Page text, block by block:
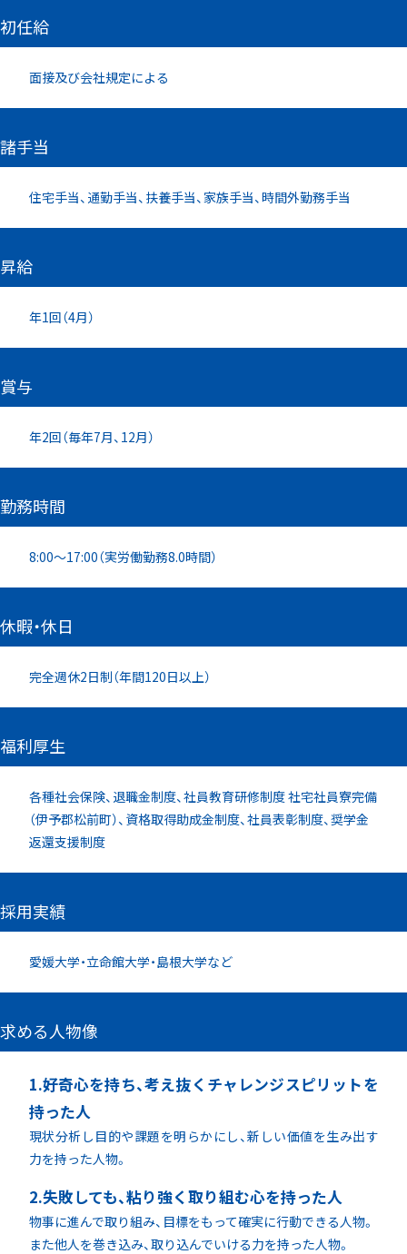
初任給
⾯接及び会社規定による
諸手当
住宅⼿当、通勤⼿当、扶養⼿当、家族⼿当、時間外勤務⼿当
昇給
年1回（4⽉）
賞与
年2回（毎年7⽉、12⽉）
勤務時間
8:00〜17:00（実労働勤務8.0時間）
休暇・休日
完全週休2日制（年間120日以上）
福利厚生
各種社会保険、退職⾦制度、社員教育研修制度 社宅社員寮完備
（伊予郡松前町）、資格取得助成⾦制度、社員表彰制度、奨学金
返還支援制度
採用実績
愛媛大学・立命館大学・島根大学など
求める人物像
1.好奇心を持ち、考え抜くチャレンジスピリットを
持った人
現状分析し目的や課題を明らかにし、新しい価値を生み出す
力を持った人物。
2.失敗しても、粘り強く取り組む心を持った人
物事に進んで取り組み、目標をもって確実に行動できる人物。
また他人を巻き込み、取り込んでいける力を持った人物。